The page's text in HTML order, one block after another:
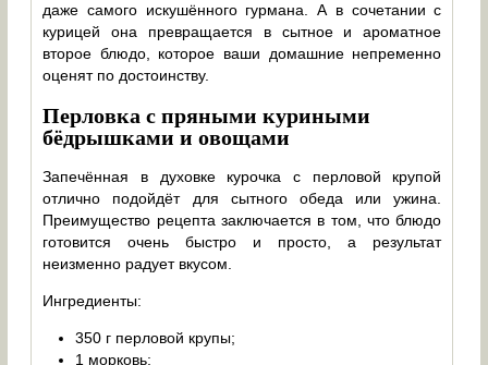
даже самого искушённого гурмана. А в сочетании с
курицей она превращается в сытное и ароматное
второе блюдо, которое ваши домашние непременно
оценят по достоинству.
Перловка с пряными куриными
бёдрышками и овощами
Запечённая в духовке курочка с перловой крупой
отлично подойдёт для сытного обеда или ужина.
Преимущество рецепта заключается в том, что блюдо
готовится очень быстро и просто, а результат
неизменно радует вкусом.
Ингредиенты:
350 г перловой крупы;
1 морковь;